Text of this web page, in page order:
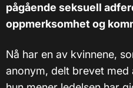
pågående seksuell
oppmerksomhet og
Nå har en av kvinnene,
anonym, delt brevet med